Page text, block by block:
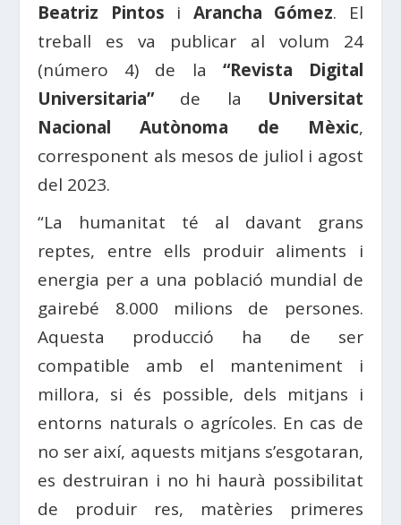
Beatriz Pintos i Arancha Gómez. El
treball es va publicar al volum 24
(número 4) de la “Revista Digital
Universitaria”de la Universitat
Nacional Autònoma de Mèxic,
corresponent als mesos de juliol i agost
del 2023.
“La humanitat té al davant grans
reptes, entre ells produir aliments i
energia per a una població mundial de
gairebé 8.000 milions de persones.
Aquesta producció ha de ser
compatible amb el manteniment i
millora, si és possible, dels mitjans i
entorns naturals o agrícoles. En cas de
no ser així, aquests mitjans s’esgotaran,
es destruiran i no hi haurà possibilitat
de produir res, matèries primeres